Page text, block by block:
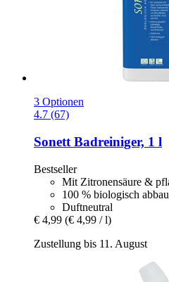
3 Optionen
4.7 (67)
Sonett Badreiniger, 1 l
Bestseller
Mit Zitronensäure &
100 % biologisch
Duftneutral
€ 4,99 (€ 4,99 / l)
Zustellung bis 11. August